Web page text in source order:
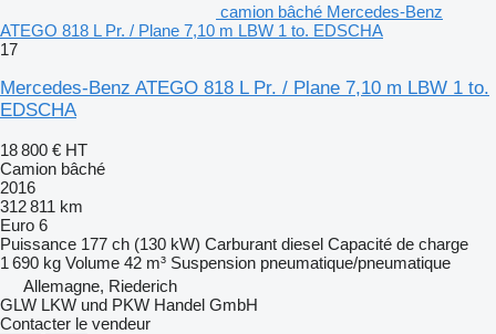
camion bâché Mercedes-Benz
ATEGO 818 L Pr. / Plane 7,10 m LBW 1 to. EDSCHA
17
Mercedes-Benz ATEGO 818 L Pr. / Plane 7,10 m LBW 1 to.
EDSCHA
18 800 € HT
Camion bâché
2016
312 811 km
Euro 6
Puissance 177 ch (130 kW) Carburant diesel Capacité de charge
1 690 kg Volume 42 m³ Suspension pneumatique/pneumatique
Allemagne, Riederich
GLW LKW und PKW Handel GmbH
Contacter le vendeur